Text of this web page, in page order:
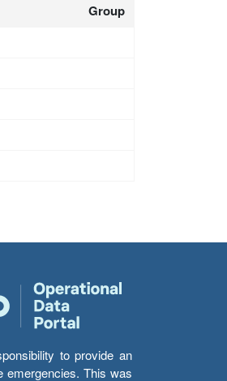
Group
to provide an
emergencies. This was